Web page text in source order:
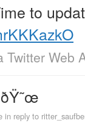
to
Twitter Web
in reply to